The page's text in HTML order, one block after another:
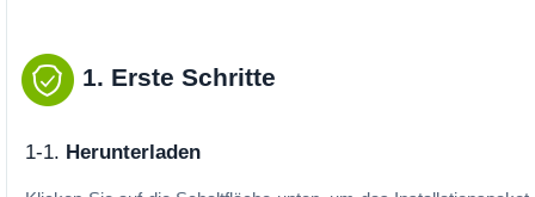
1. Erste Schritte
1-1. Herunterladen